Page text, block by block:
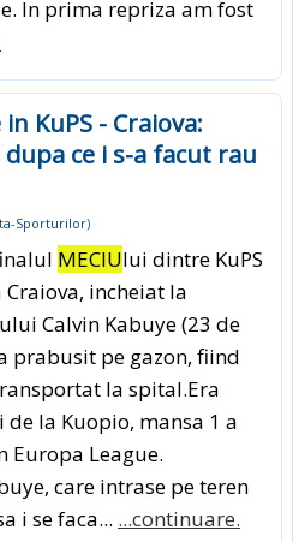
In prima repriza am fost
KuPS - Craiova:
ce i s-a facut rau
Sporturilor)
MECIUlui dintre KuPS
incheiat la
Calvin Kabuye (23 de
prabusit pe gazon, fiind
la spital.Era
de la Kuopio, mansa 1 a
League.
care intrase pe teren
i se faca... ...continuare.